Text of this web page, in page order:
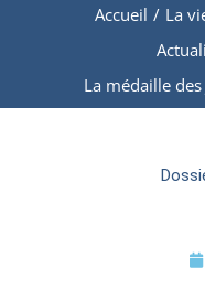
Accueil / La
La médaille